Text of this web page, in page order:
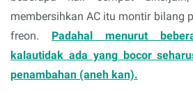
membersihkan AC itu montir bilang
freon. Padahal menurut
kalautidak ada yang bocor
penambahan (aneh kan).